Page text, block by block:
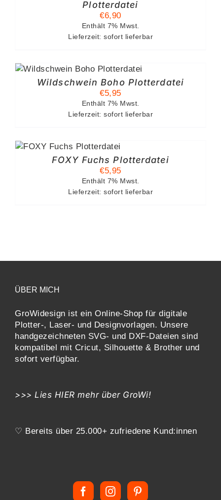
Plotterdatei
€6,90
Enthält 7% Mwst.
Lieferzeit: sofort lieferbar
Wildschwein Boho Plotterdatei
€5,95
Enthält 7% Mwst.
Lieferzeit: sofort lieferbar
FOXY Fuchs Plotterdatei
€5,95
Enthält 7% Mwst.
Lieferzeit: sofort lieferbar
ÜBER MICH
GroWidesign ist ein Online-Shop für digitale
Plotter-, Laser- und Designvorlagen. Unsere
handgezeichneten SVG- und DXF- Dateien sind
kompatibel mit Cricut, Silhouette & Brother und
sofort verfügbar.
>>> Lies HIER mehr über GroWi!
♡ Bereits über 25.000+ zufriedene Kund:innen